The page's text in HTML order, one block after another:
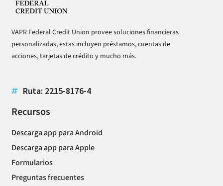
VAPR Federal Credit Union provee soluciones financieras
personalizadas, estas incluyen préstamos, cuentas de
acciones, tarjetas de crédito y mucho más.
Ruta: 2215-8176-4
Recursos
Descarga app para Android
Descarga app para Apple
Formularios
Preguntas frecuentes